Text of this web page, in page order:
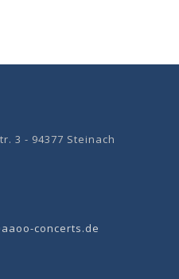
3 - 94377 Steinach
concerts.de